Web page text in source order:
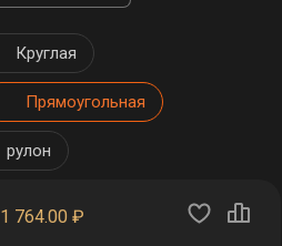
Круглая
Прямоугольная
рулон
1 764.00 ₽